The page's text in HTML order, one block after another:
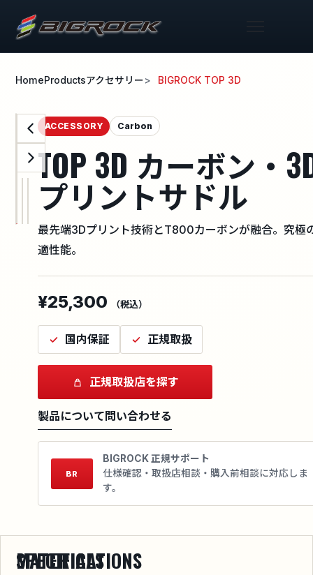
HomeProductsアクセサリー BIGROCK TOP 3D
ACCESSORY Carbon
TOP 3D カーボン・
プリントサドル
最先端3Dプリント技術とT800カーボンが融合。究極
適性能。
¥25,300 （税込）
国内保証 正規取扱
正規取扱店を探す
製品について問い合わせる
BR
BIGROCK 正規サポート
仕様確認・取扱店相談・購入前相談に対応しま
す。
SPECIFICATIONS
MATERIALS